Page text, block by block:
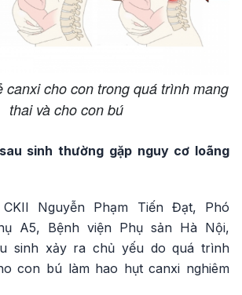
canxi cho con trong quá trình mang
thai và cho con bú
sinh thường gặp nguy cơ loãng
Nguyễn Phạm Tiến Đạt, Phó
A5, Bệnh viện Phụ sản Hà Nội,
sinh xảy ra chủ yếu do quá trình
con bú làm hao hụt canxi nghiêm